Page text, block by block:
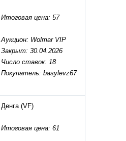
Итоговая цена: 57
Аукцион: Wolmar VIP
Закрыт: 30.04.2026
Число ставок: 18
Покупатель: basylevz67
Денга(VF)
Итоговая цена: 61